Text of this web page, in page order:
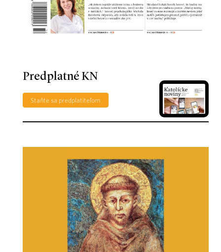
Predplatné KN
Staňte sa predplatiteľom